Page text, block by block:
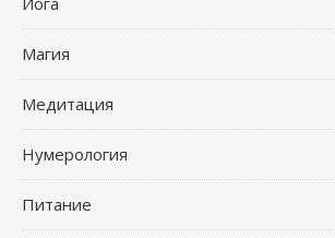
Магия
Медитация
Нумерология
Питание